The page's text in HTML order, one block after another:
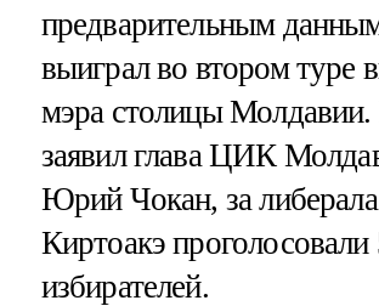
предварительным
выиграл во втором туре
мэра столицы
заявил глава ЦИК
Юрий Чокан, за
Киртоакэ
избирателей.